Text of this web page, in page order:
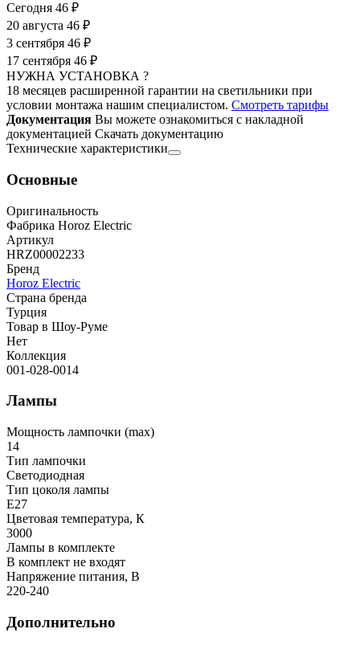
Сегодня 46 ₽
20 августа 46 ₽
3 сентября 46 ₽
17 сентября 46 ₽
НУЖНА УСТАНОВКА ?
18 месяцев расширенной гарантии на светильники при
условии монтажа нашим специалистом. Смотреть тарифы
Документация Вы можете ознакомиться с накладной
документацией Скачать документацию
Технические характеристики
Основные
Оригинальность
Фабрика Horoz Electric
Артикул
HRZ00002233
Бренд
Horoz Electric
Страна бренда
Турция
Товар в Шоу-Руме
Нет
Коллекция
001-028-0014
Лампы
Мощность лампочки (max)
14
Тип лампочки
Светодиодная
Тип цоколя лампы
E27
Цветовая температура, К
3000
Лампы в комплекте
В комплект не входят
Напряжение питания, В
220-240
Дополнительно